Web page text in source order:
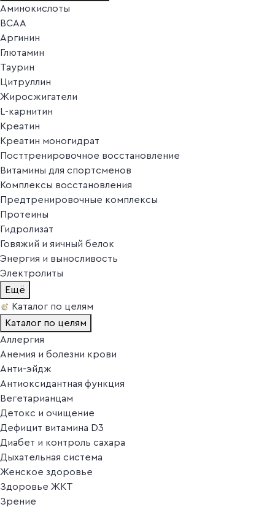
Аминокислоты
BCAA
Аргинин
Глютамин
Таурин
Цитруллин
Жиросжигатели
L-карнитин
Креатин
Креатин моногидрат
Посттренировочное восстановление
Витамины для спортсменов
Комплексы восстановления
Предтренировочные комплексы
Протеины
Гидролизат
Говяжий и яичный белок
Энергия и выносливость
Электролиты
Ещё
Каталог по целям
Каталог по целям
Аллергия
Анемия и болезни крови
Анти-эйдж
Антиоксидантная функция
Вегетарианцам
Детокс и очищение
Дефицит витамина D3
Диабет и контроль сахара
Дыхательная система
Женское здоровье
Здоровье ЖКТ
Зрение